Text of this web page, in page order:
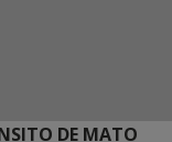
DE MATO